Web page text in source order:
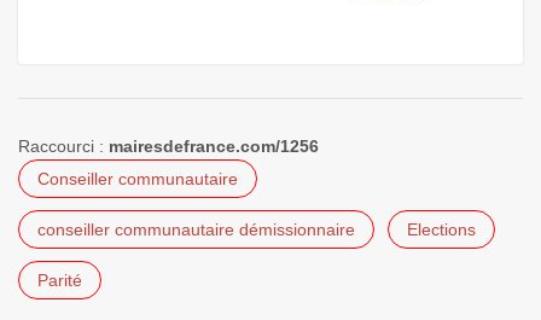
Raccourci : mairesdefrance.com/1256
Conseiller communautaire
conseiller communautaire démissionnaire Elections
Parité